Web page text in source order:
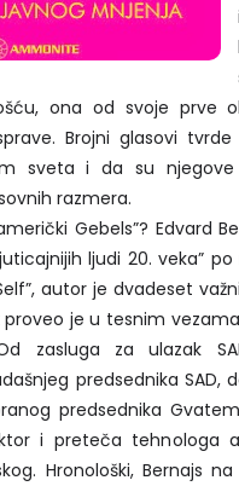
ona od svoje prve
Brojni glasovi
sveta i da su
razmera.
Gebels”? Edvard
ljudi 20. veka”
autor je dvadeset
proveo je u tesnim
zasluga za ulazak
predsednika
predsednika
i preteča tehnologa
Hronološki, Bernajs